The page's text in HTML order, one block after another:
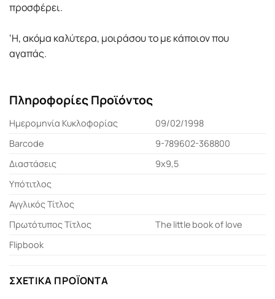
προσφέρει.
‘Η, ακόμα καλύτερα, μοιράσου το με κάποιον που
αγαπάς.
Πληροφορίες Προϊόντος
Ημερομηνία Κυκλοφορίας
09/02/1998
Barcode
9-789602-368800
Διαστάσεις
9x9,5
Υπότιτλος
Αγγλικός Τίτλος
Πρωτότυπος Τίτλος
The little book of love
Flipbook
ΣΧΕΤΙΚΆ ΠΡΟΪΌΝΤΑ